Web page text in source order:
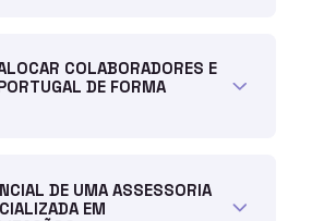
COLABORADORES E
DE FORMA
DE UMA ASSESSORIA
EM